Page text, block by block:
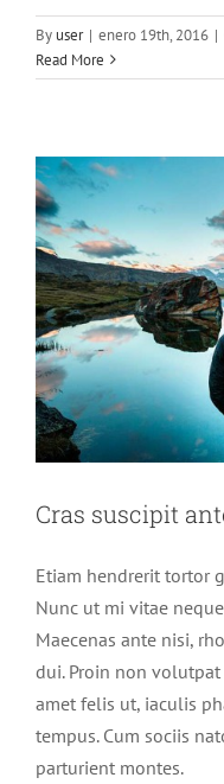
By user | enero 19th, 2016 |
Read More
Cras
Cras suscipit
Etiam hendrerit tortor
Nunc ut mi vitae
Maecenas ante nisi,
dui. Proin non
amet felis ut, iaculis
tempus. Cum sociis
parturient montes.